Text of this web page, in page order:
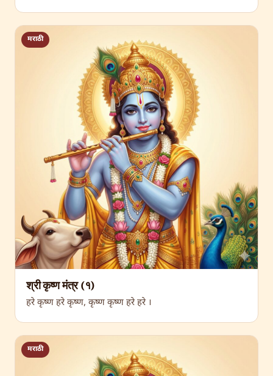
मराठी
श्री कृष्ण मंत्र (१)
हरे कृष्ण हरे कृष्ण, कृष्ण कृष्ण हरे हरे ।
मराठी